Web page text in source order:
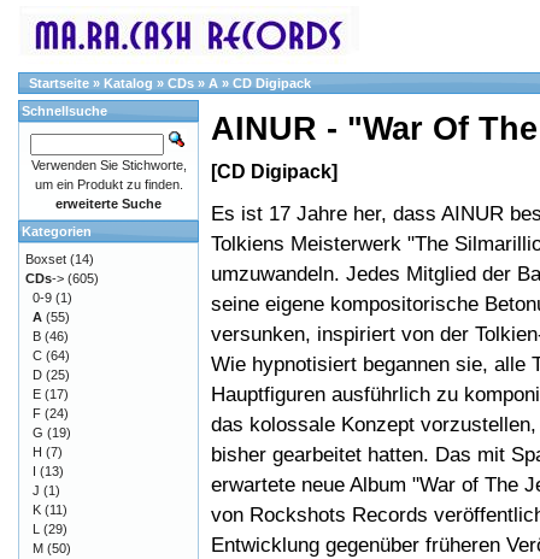
Startseite » Katalog » CDs » A » CD Digipack
AINUR - "War Of
[CD Digipack]
Es ist 17 Jahre her, dass AINUR
Tolkiens Meisterwerk "The
umzuwandeln. Jedes Mitglied der
seine eigene kompositorische
versunken, inspiriert von der
Wie hypnotisiert begannen sie, alle
Hauptfiguren ausführlich zu
das kolossale Konzept
bisher gearbeitet hatten. Das mit
erwartete neue Album "War of The
von Rockshots Records
Entwicklung gegenüber früheren
Schnellsuche
Verwenden Sie Stichworte,
um ein Produkt zu finden.
erweiterte Suche
Kategorien
Boxset (14)
CDs-> (605)
0-9 (1)
A (55)
B (46)
C (64)
D (25)
E (17)
F (24)
G (19)
H (7)
I (13)
J (1)
K (11)
L (29)
M (50)